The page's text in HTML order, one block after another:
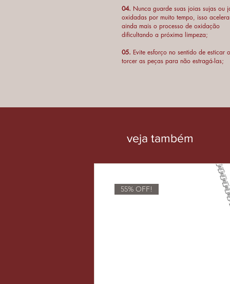
04. Nunca guarde suas joias sujas ou
oxidadas por muito tempo, isso
ainda mais o processo de oxidação
dificultando a próxima limpeza;
05. Evite esforço no sentido de esticar
torcer as peças para não estragá-las;
veja também
55% OFF!